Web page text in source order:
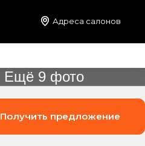
Адреса салонов
Ещё 9 фото
Получить предложение